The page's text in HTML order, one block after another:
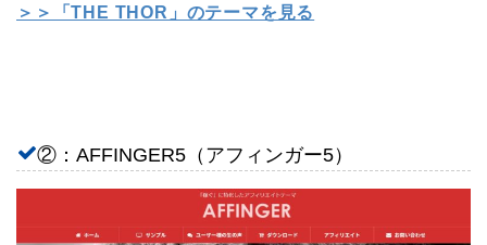
＞＞「THE THOR」のテーマを見る
②：AFFINGER5（アフィンガー5）